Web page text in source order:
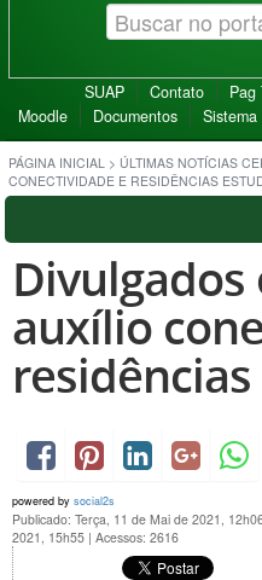
SUAP Contato Pag
Moodle
Documentos
PÁGINA INICIAL > ÚLTIMAS NOTÍCIAS
CONECTIVIDADE E RESIDÊNCIAS
auxílio
powered by social2s
Publicado: Terça, 11 de Mai de 2021,
2021, 15h55 | Acessos: 2616